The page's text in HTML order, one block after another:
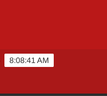
8:08:43 AM